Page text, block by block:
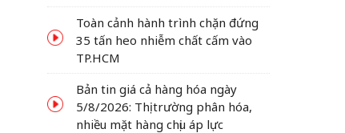
Toàn cảnh hành trình chặn đứng
35 tấn heo nhiễm chất cấm vào
TP.HCM
Bản tin giá cả hàng hóa ngày
5/8/2026: Thị trường phân hóa,
nhiều mặt hàng chịu áp lực